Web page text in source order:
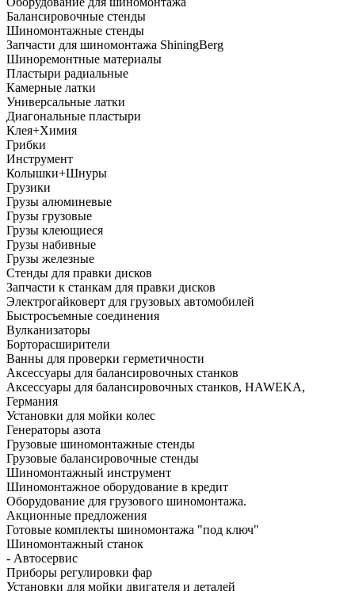
Балансировочные стенды
Шиномонтажные стенды
Запчасти для шиномонтажа ShiningBerg
Шиноремонтные материалы
Пластыри радиальные
Камерные латки
Универсальные латки
Диагональные пластыри
Клея+Химия
Грибки
Инструмент
Колышки+Шнуры
Грузики
Грузы алюминевые
Грузы грузовые
Грузы клеющиеся
Грузы набивные
Грузы железные
Стенды для правки дисков
Запчасти к станкам для правки дисков
Электрогайковерт для грузовых автомобилей
Быстросъемные соединения
Вулканизаторы
Борторасширители
Ванны для проверки герметичности
Аксессуары для балансировочных станков
Аксессуары для балансировочных станков, HAWEKA,
Германия
Установки для мойки колес
Генераторы азота
Грузовые шиномонтажные стенды
Грузовые балансировочные стенды
Шиномонтажный инструмент
Шиномонтажное оборудование в кредит
Оборудование для грузового шиномонтажа.
Акционные предложения
Готовые комплекты шиномонтажа "под ключ"
Шиномонтажный станок
- Автосервис
Приборы регулировки фар
Установки для мойки двигателя и деталей